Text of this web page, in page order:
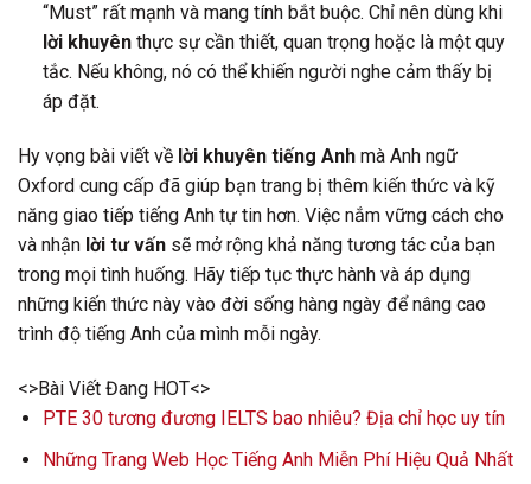
“Must” rất mạnh và mang tính bắt buộc. Chỉ nên dùng khi
lời khuyênthực sự cần thiết, quan trọng hoặc là một quy
tắc. Nếu không, nó có thể khiến người nghe cảm thấy bị
áp đặt.
Hy vọng bài viết về lời khuyên tiếng Anh mà Anh ngữ
Oxford cung cấp đã giúp bạn trang bị thêm kiến thức và kỹ
năng giao tiếp tiếng Anh tự tin hơn. Việc nắm vững cách cho
và nhận lời tư vấn sẽ mở rộng khả năng tương tác của bạn
trong mọi tình huống. Hãy tiếp tục thực hành và áp dụng
những kiến thức này vào đời sống hàng ngày để nâng cao
trình độ tiếng Anh của mình mỗi ngày.
<>Bài Viết Đang HOT<>
PTE 30 tương đương IELTS bao nhiêu? Địa chỉ học uy tín
Những Trang Web Học Tiếng Anh Miễn Phí Hiệu Quả Nhất